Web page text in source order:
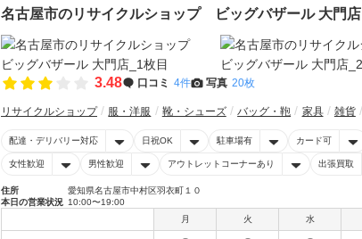
名古屋市のリサイクルショップ ビッグバザール 大門店
3.48 口コミ 4件 写真 20枚
リサイクルショップ 服・洋服 靴・シューズ バッグ・鞄 家具 雑貨
配達・デリバリー対応 日祝OK 駐車場有 カード可
女性歓迎 男性歓迎 アウトレットコーナーあり 出張買取
住所
愛知県名古屋市中村区羽衣町１０
本日の営業状況 10:00〜19:00
月
火 水